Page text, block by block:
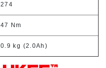
274
47 Nm
0.9 kg (2.0Ah)